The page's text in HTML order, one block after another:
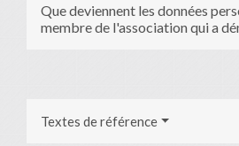
Que deviennent les données
membre de l'association qui a
Textes de référence